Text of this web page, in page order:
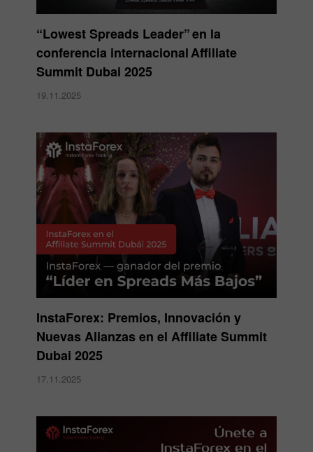
“Lowest Spreads Leader” en la
conferencia internacional Affiliate
Summit Dubai 2025
19.11.2025
InstaForex: Premios, Innovación y
Nuevas Alianzas en el Affiliate Summit
Dubai 2025
17.11.2025